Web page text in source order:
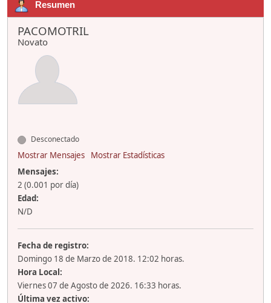
Resumen
PACOMOTRIL
Novato
Desconectado
Mostrar Mensajes
Mostrar Estadísticas
Mensajes:
2 (0.001 por día)
Edad:
N/D
Fecha de registro:
Domingo 18 de Marzo de 2018. 12:02 horas.
Hora Local:
Viernes 07 de Agosto de 2026. 16:33 horas.
Última vez activo: